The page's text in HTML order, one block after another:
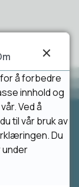
å forbedre
innhold og
Ved å
til vår bruk av
Du
under